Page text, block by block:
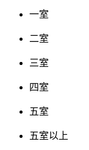
一室
二室
三室
四室
五室
五室以上